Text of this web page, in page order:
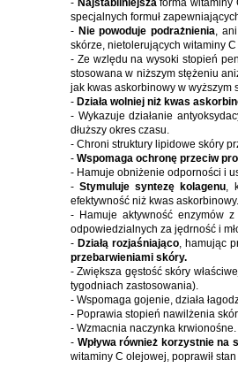
- Najstabilniejszaforma witaminy
specjalnych formuł
- Nie powoduje podrażnienia,
skórze, nietolerujących witaminy
- Ze wzlędu na wysoki stopień
stosowana w niższym stężeniu
jak kwas askorbinowy w wyższym
- Działa wolniej niż kwas
- Wykazuje działanie
dłuższy okres czasu.
- Chroni struktury lipidowe skóry
- Wspomaga ochronę przeciw
- Hamuje obniżenie odporności i
-Stymuluje syntezę kolagenu,
efektywność niż kwas askorbinowy.
- Hamuje aktywność enzymów
odpowiedzialnych za jędrność i
- Działą rozjaśniająco, hamując
przebarwieniami skóry.
- Zwiększa gęstość skóry
tygodniach zastosowania).
- Wspomaga gojenie, działa
- Poprawia stopień nawilżenia
- Wzmacnia naczynka krwionośne.
- Wpływa również korzystnie na
witaminy C olejowej, poprawił